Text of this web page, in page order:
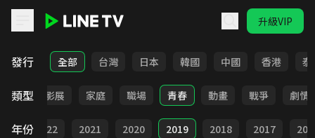
升級VIP
LINE TV - 電影
發行 全部 台灣 日本 韓國 中國 香港 泰
類型
奇幻 影展 家庭 職場 青春 動畫 戰爭 劇情
年份 2022 2021 2020 2019 2018 2017